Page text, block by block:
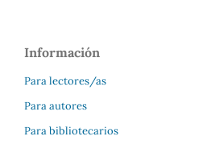
Información
Para lectores/as
Para autores
Para bibliotecarios